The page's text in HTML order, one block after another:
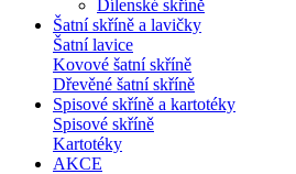
Dílenské skříně
Šatní skříně a lavičky
Šatní lavice
Kovové šatní skříně
Dřevěné šatní skříně
Spisové skříně a kartotéky
Spisové skříně
Kartotéky
AKCE